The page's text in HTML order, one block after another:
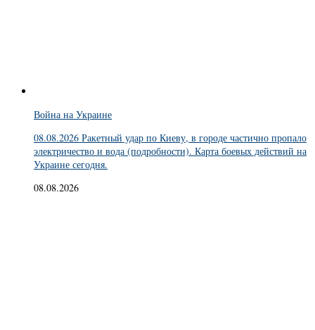
Война на Украине
08.08.2026 Ракетный удар по Киеву, в городе частично пропало
электричество и вода (подробности). Карта боевых действий на
Украине сегодня.
08.08.2026